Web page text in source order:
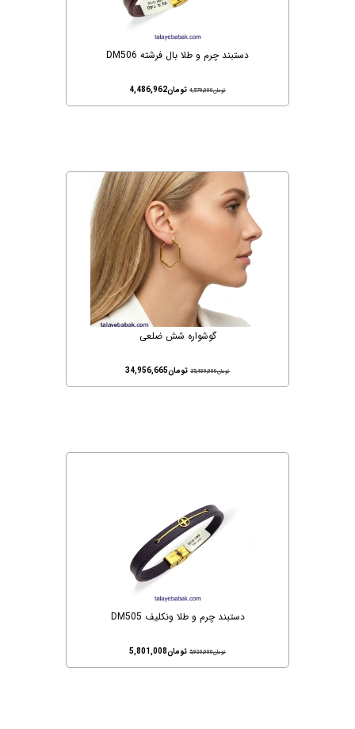
دستبند چرم و طلا بال فرشته DM506
تومان4,579,000 تومان4,486,962
گوشواره شش ضلعی
تومان35,489,000 تومان34,956,665
دستبند چرم و طلا ونکلیف DM505
تومان5,920,000 تومان5,801,008